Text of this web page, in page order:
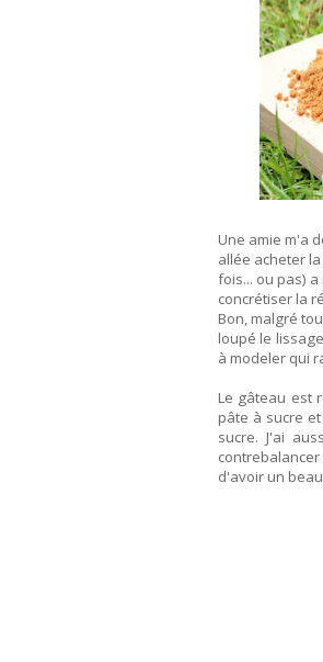
Une amie m'a
allée acheter
fois... ou pas)
concrétiser la
Bon, malgré
loupé le
à modeler qui
Le gâteau est
pâte à sucre
sucre. J'ai
d'avoir un